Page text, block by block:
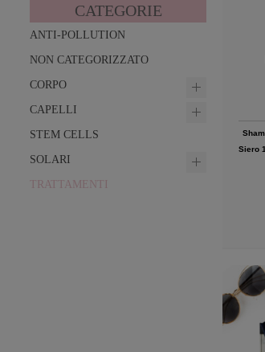
Siero
CATEGORIE
ANTI-POLLUTION
NON CATEGORIZZATO
CORPO
CAPELLI
STEM CELLS
SOLARI
TRATTAMENTI